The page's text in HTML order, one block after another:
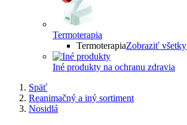
Termoterapia
TermoterapiaZobraziť všetky
Iné produkty na ochranu zdravia
Späť
Reanimačný a iný sortiment
Nosidlá